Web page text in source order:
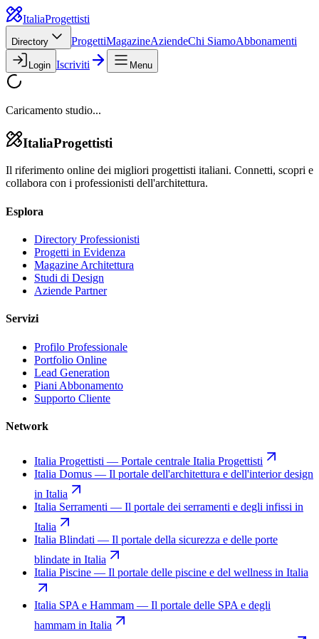
ItaliaProgettisti
Directory ProgettiMagazineAziendeChi SiamoAbbonamenti
Login Iscriviti Menu
Caricamento studio...
ItaliaProgettisti
Il riferimento online dei migliori progettisti italiani. Connetti, scopri e
collabora con i professionisti dell'architettura.
Esplora
Directory Professionisti
Progetti in Evidenza
Magazine Architettura
Studi di Design
Aziende Partner
Servizi
Profilo Professionale
Portfolio Online
Lead Generation
Piani Abbonamento
Supporto Cliente
Network
Italia Progettisti — Portale centrale Italia Progettisti
Italia Domus — Il portale dell'architettura e dell'interior design
in Italia
Italia Serramenti — Il portale dei serramenti e degli infissi in
Italia
Italia Blindati — Il portale della sicurezza e delle porte
blindate in Italia
Italia Piscine — Il portale delle piscine e del wellness in Italia
Italia SPA e Hammam — Il portale delle SPA e degli
hammam in Italia